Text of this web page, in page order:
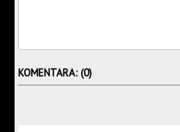
KOMENTARA: (0)